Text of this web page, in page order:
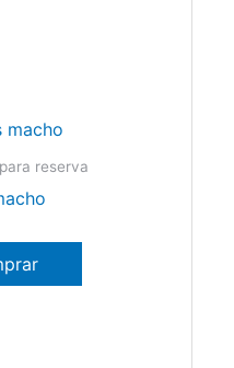
reserva